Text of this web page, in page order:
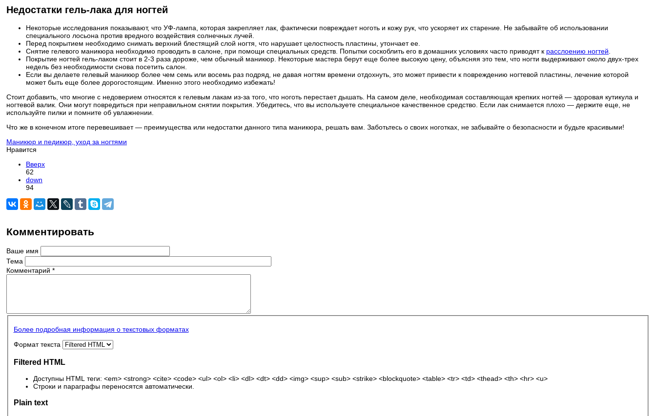
Недостатки гель-лака для ногтей
Некоторые исследования показывают, что УФ-лампа, которая закрепляет лак, фактически повреждает ноготь и кожу рук, что ускоряет их старение. Не забывайте об использовании
специального лосьона против вредного воздействия солнечных лучей.
Перед покрытием необходимо снимать верхний блестящий слой ногтя, что нарушает целостность пластины, утончает ее.
Снятие гелевого маникюра необходимо проводить в салоне, при помощи специальных средств. Попытки соскоблить его в домашних условиях часто приводят к расслоению ногтей
Покрытие ногтей гель-лаком стоит в 2-3 раза дороже, чем обычный маникюр. Некоторые мастера берут еще более высокую цену, объясняя это тем, что ногти выдерживают около двух-трех
недель без необходимости снова посетить салон.
Если вы делаете гелевый маникюр более чем семь или восемь раз подряд, не давая ногтям времени отдохнуть, это может привести к повреждению ногтевой пластины, лечение которой
может быть еще более дорогостоящим. Именно этого необходимо избежать!
Стоит добавить, что многие с недоверием относятся к гелевым лакам из-за того, что ноготь перестает дышать. На самом деле, необходимая составляющая крепких ногтей — здоровая кутикула и
ногтевой валик. Они могут повредиться при неправильном снятии покрытия. Убедитесь, что вы используете специальное качественное средство. Если лак снимается плохо — держите еще, не
используйте пилки и помните об увлажнении.
Что же в конечном итоге перевешивает — преимущества или недостатки данного типа маникюра, решать вам. Заботьтесь о своих ноготках, не забывайте о безопасности и будьте красивыми!
Маникюр и педикюр, уход за ногтями
Нравится
Вверх
62
down
94
Комментировать
Ваше имя
Тема
Комментарий *
Более подробная информация о текстовых форматах
Формат текста
Filtered HTML
Доступны HTML теги: <em> <strong> <cite> <code> <ul> <ol> <li> <dl> <dt> <dd> <img> <sup> <sub> <strike> <blockquote> <table> <tr> <td> <thead> <th> <hr> <u>
Строки и параграфы переносятся автоматически.
Plain text